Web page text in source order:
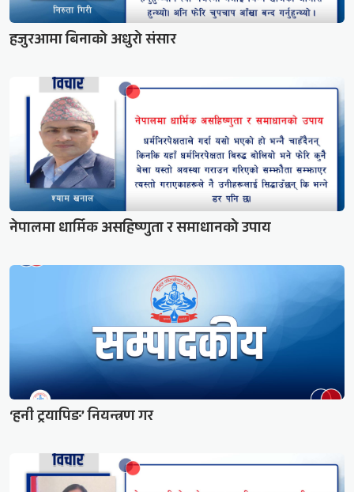
हजुरआमा बिनाको अधुरो संसार
नेपालमा धार्मिक असहिष्णुता र समाधानको उपाय
‘हनी ट्रयापिङ’ नियन्त्रण गर